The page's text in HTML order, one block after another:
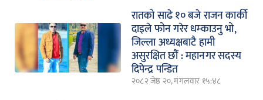
रातको साढे १० बजे राजन कार्की
दाइले फोन गरेर धम्काउनु भो,
जिल्ला अध्यक्षबाटै हामी
असुरक्षित छौं : महानगर सदस्य
दिपेन्द्र पन्डित
२०८२ जेष्ठ २०, मंगलवार १५:४८